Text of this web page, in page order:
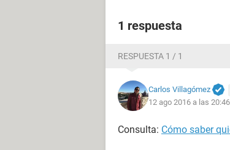
1 respuesta
RESPUESTA 1 / 1
Carlos Villagómez
12 ago 2016 a las 20:46
Consulta: Cómo saber